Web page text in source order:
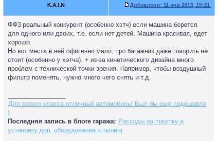
K.A.I.N Добавлено: 11 янв 2013, 15:21
ФФ3 реальный конкурент (особенно хэтч) если машина берется
для одного или двоих, т.е. если нет детей. Машина красивая, едет
хорошо.
Но вот места в ней офигенно мало, про багажник даже говорить не
стоит (особенно у хэтча). + из-за кинетического дизайна много
проблем с технической точки зрения. Например, чтобы воздушный
фильтр поменять, нужно много чего снять и т.д.
Для своего класса отличный автомобиль! Был бы еще подешевле
)
Последняя запись в блоге гаража: Расходы на покупку и
установку доп. оборудования и тюнинг